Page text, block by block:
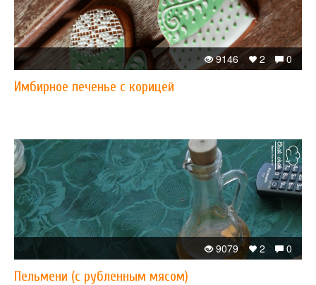
0
2
9146
Имбирное печенье с корицей
0
2
9079
Пельмени (с рубленным мясом)